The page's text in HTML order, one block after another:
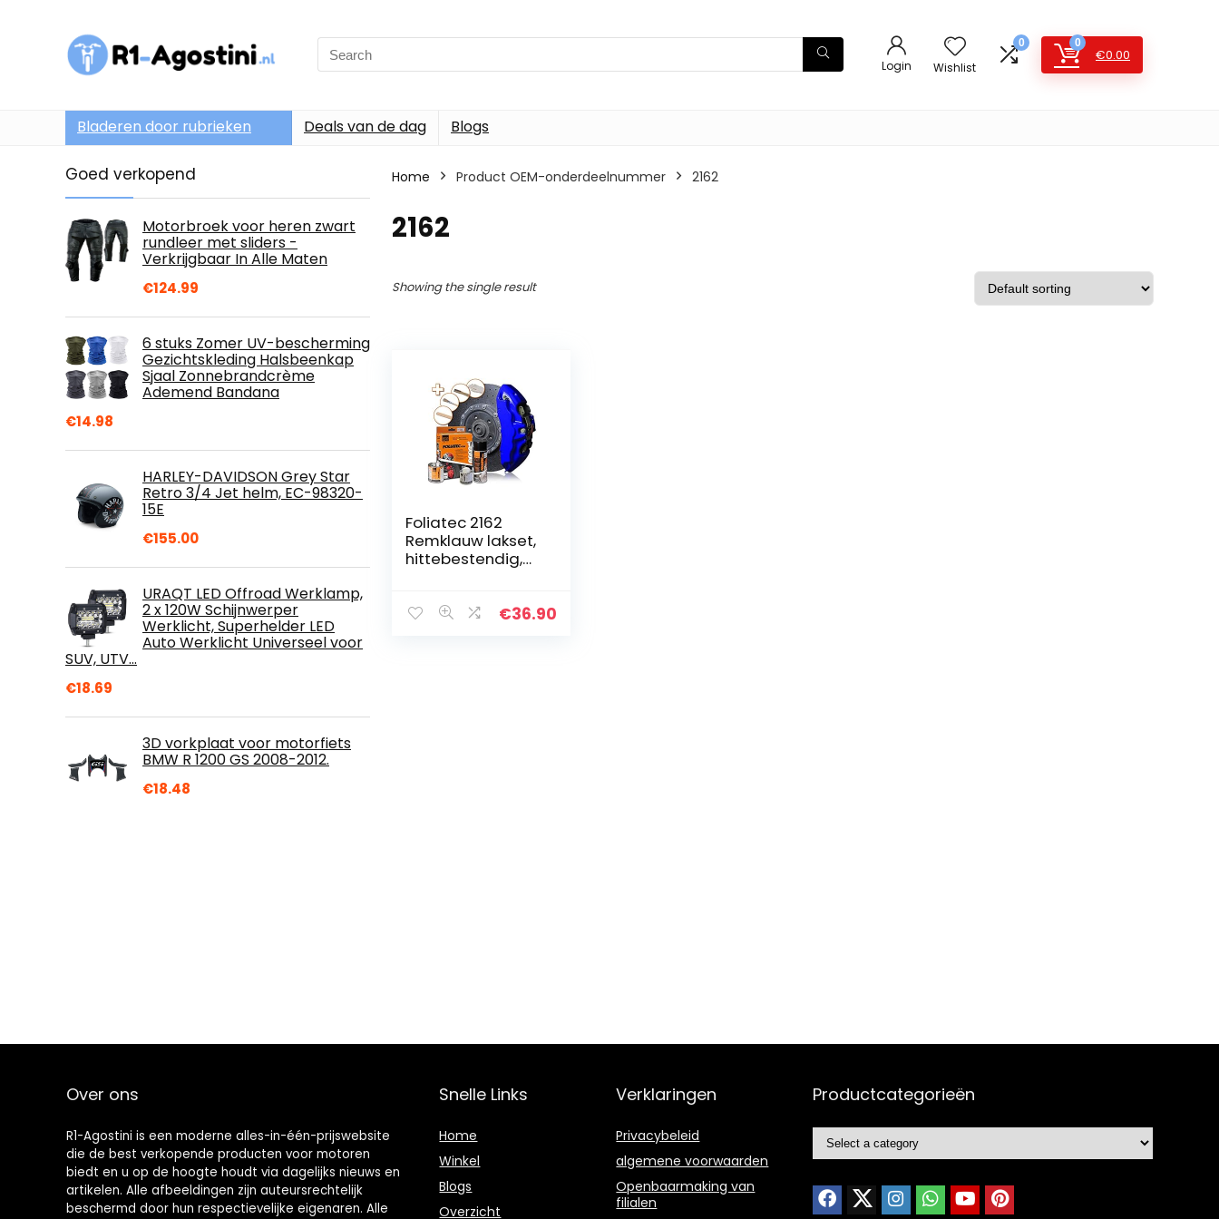
Search
for:
Login Wishlist
0 0
€0.00
Bladeren door rubrieken Deals van de dag Blogs
Goed verkopend
Motorbroek voor heren zwart
rundleer met sliders -
Verkrijgbaar In Alle Maten
€124.99
6 stuks Zomer UV-bescherming
Gezichtskleding Halsbeenkap
Sjaal Zonnebrandcrème
Ademend Bandana
€14.98
HARLEY-DAVIDSON Grey Star
Retro 3/4 Jet helm, EC-98320-
15E
€155.00
URAQT LED Offroad Werklamp,
2 x 120W Schijnwerper
Werklicht, Superhelder LED
Auto Werklicht Universeel voor
SUV, UTV…
€18.69
3D vorkplaat voor motorfiets
BMW R 1200 GS 2008-2012.
€18.48
Home Product OEM-onderdeelnummer 2162
2162
Showing the single result
Foliatec 2162
Remklauw lakset,
hittebestendig,
RS Blue, 7-delige
€36.90
Over ons
R1-Agostini is een moderne alles-in-één-prijswebsite
die de best verkopende producten voor motoren
biedt en u op de hoogte houdt via dagelijks nieuws en
artikelen. Alle afbeeldingen zijn auteursrechtelijk
beschermd door hun respectievelijke eigenaren. Alle
Snelle Links
Home
Winkel
Blogs
Overzicht
Verklaringen
Privacybeleid
algemene voorwaarden
Openbaarmaking van
filialen
Productcategorieën